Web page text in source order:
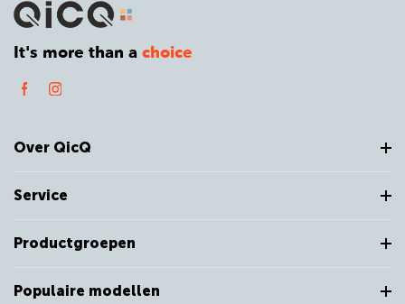
It's more than a choice
Over QicQ
Service
Productgroepen
Populaire modellen